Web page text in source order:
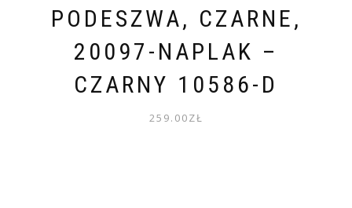
PODESZWA, CZARNE,
20097-NAPLAK –
CZARNY 10586-D
259.00ZŁ